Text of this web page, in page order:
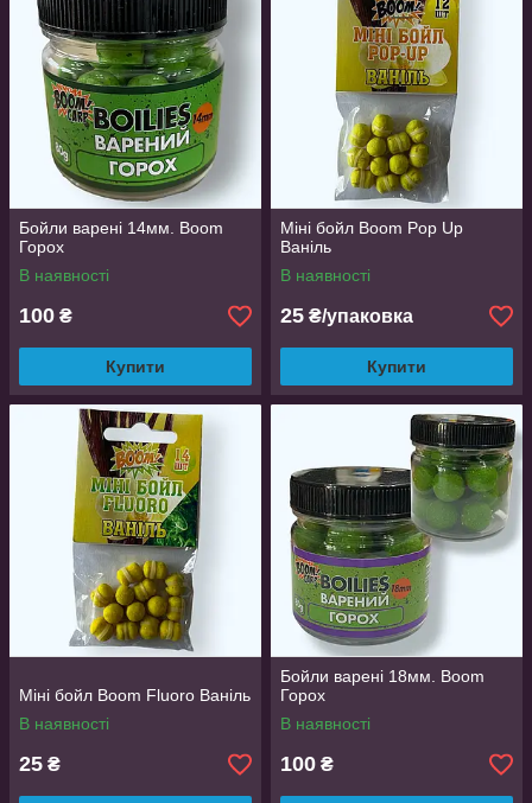
Бойли варені 14мм. Boom
Горох
В наявності
100 ₴
Купити
Міні бойл Boom Pop Up
Ваніль
В наявності
25 ₴/упаковка
Купити
Міні бойл Boom Fluoro Ваніль
В наявності
25 ₴
Бойли варені 18мм. Boom
Горох
В наявності
100 ₴